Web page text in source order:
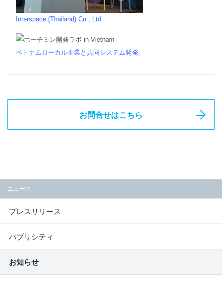
Interspace (Thailand) Co., Ltd.
ベトナムローカル企業と共同システム開発。
お問合せはこちら
ニュース
プレスリリース
パブリシティ
お知らせ